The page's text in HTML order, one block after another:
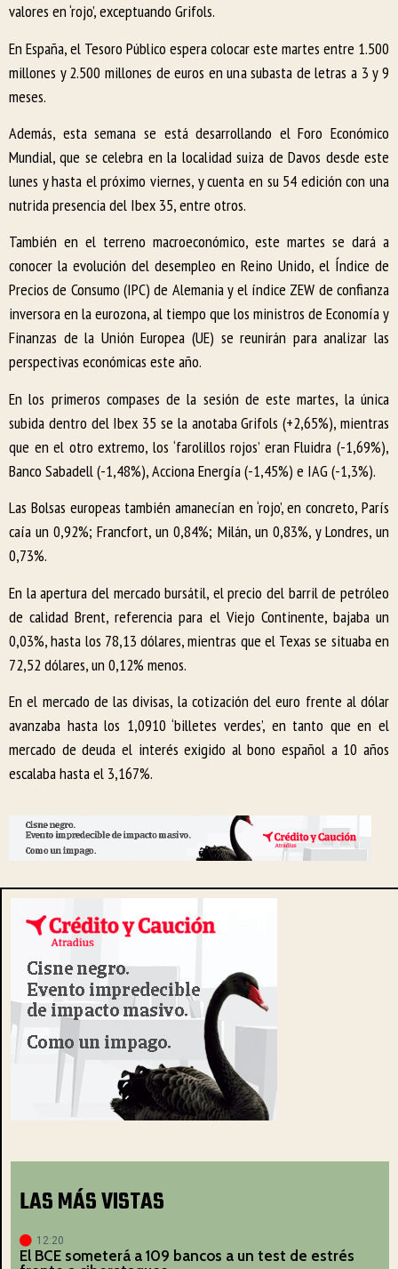
valores en ‘rojo’, exceptuando Grifols.
En España, el Tesoro Público espera colocar este martes entre 1.500
millones y 2.500 millones de euros en una subasta de letras a 3 y 9
meses.
Además, esta semana se está desarrollando el Foro Económico
Mundial, que se celebra en la localidad suiza de Davos desde este
lunes y hasta el próximo viernes, y cuenta en su 54 edición con una
nutrida presencia del Ibex 35, entre otros.
También en el terreno macroeconómico, este martes se dará a
conocer la evolución del desempleo en Reino Unido, el Índice de
Precios de Consumo (IPC) de Alemania y el índice ZEW de confianza
inversora en la eurozona, al tiempo que los ministros de Economía y
Finanzas de la Unión Europea (UE) se reunirán para analizar las
perspectivas económicas este año.
En los primeros compases de la sesión de este martes, la única
subida dentro del Ibex 35 se la anotaba Grifols (+2,65%), mientras
que en el otro extremo, los ‘farolillos rojos’ eran Fluidra (-1,69%),
Banco Sabadell (-1,48%), Acciona Energía (-1,45%) e IAG (-1,3%).
Las Bolsas europeas también amanecían en ‘rojo’, en concreto, París
caía un 0,92%; Francfort, un 0,84%; Milán, un 0,83%, y Londres, un
0,73%.
En la apertura del mercado bursátil, el precio del barril de petróleo
de calidad Brent, referencia para el Viejo Continente, bajaba un
0,03%, hasta los 78,13 dólares, mientras que el Texas se situaba en
72,52 dólares, un 0,12% menos.
En el mercado de las divisas, la cotización del euro frente al dólar
avanzaba hasta los 1,0910 ‘billetes verdes’, en tanto que en el
mercado de deuda el interés exigido al bono español a 10 años
escalaba hasta el 3,167%.
LAS MÁS VISTAS
12:20
El BCE someterá a 109 bancos a un test de estrés